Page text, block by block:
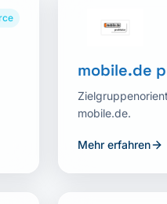
mobile.de
mobile.de.
Mehr erfahren